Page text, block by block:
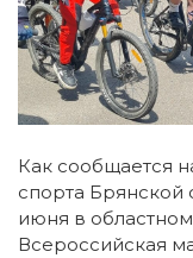
Как сообщается
спорта Брянской
июня в
Всероссийская